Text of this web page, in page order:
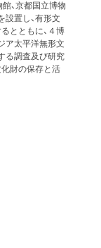
、京都国立博物
設置し、有形文
とともに、４博
ア太平洋無形文
る調査及び研究
財の保存と活